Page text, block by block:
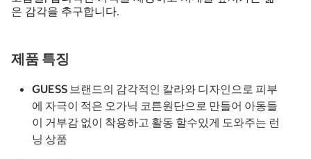
은 감각을 추구합니다.
제품 특징
GUESS 브랜드의 감각적인 칼라와 디자인으로 피부
에 자극이 적은 오가닉 코튼원단으로 만들어 아동들
이 거부감 없이 착용하고 활동 할수있게 도와주는 런
닝 상품